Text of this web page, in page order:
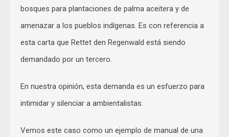
bosques para plantaciones de palma aceitera y de
amenazar a los pueblos indígenas. Es con referencia a
esta carta que Rettet den Regenwald está siendo
demandado por un tercero.
En nuestra opinión, esta demanda es un esfuerzo para
intimidar y silenciar a ambientalistas.
Vemos este caso como un ejemplo de manual de una